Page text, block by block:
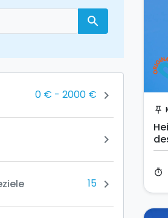
даты search
0 € - 2000 € chevron_right
chevron_right
15 chevron_right
push_pin
timer